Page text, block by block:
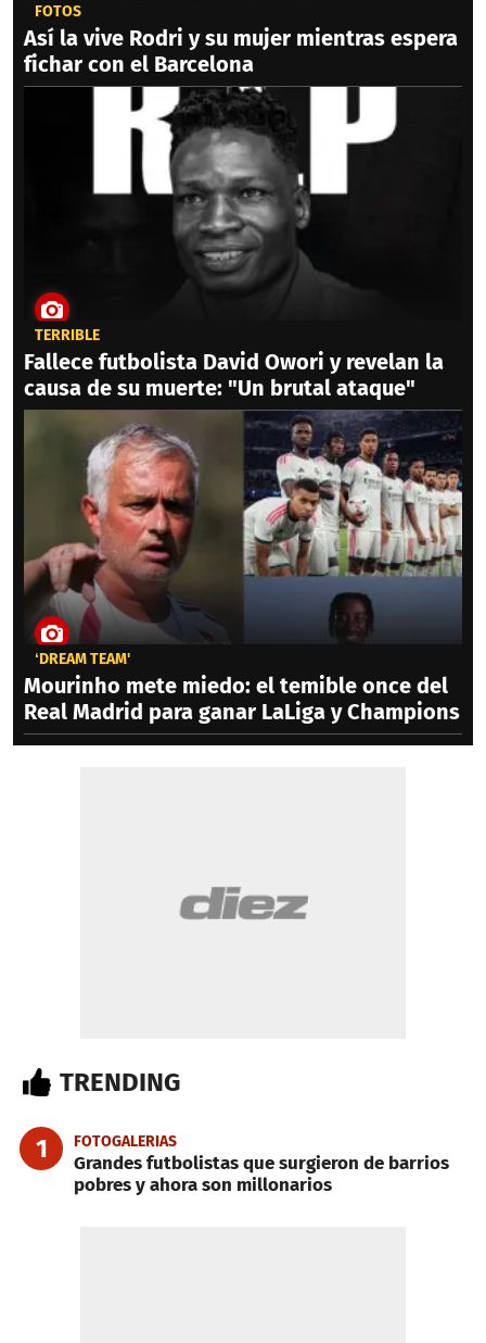
FOTOS
Así la vive Rodri y su mujer mientras espera
fichar con el Barcelona
TERRIBLE
Fallece futbolista David Owori y revelan la
causa de su muerte: "Un brutal ataque"
‘DREAM TEAM'
Mourinho mete miedo: el temible once del
Real Madrid para ganar LaLiga y Champions
TRENDING
1 FOTOGALERIAS
Grandes futbolistas que surgieron de barrios
pobres y ahora son millonarios